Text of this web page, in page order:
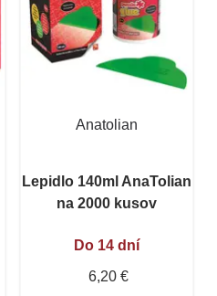
Anatolian
Lepidlo 140ml AnaTolian
na 2000 kusov
Do 14 dní
6,20 €